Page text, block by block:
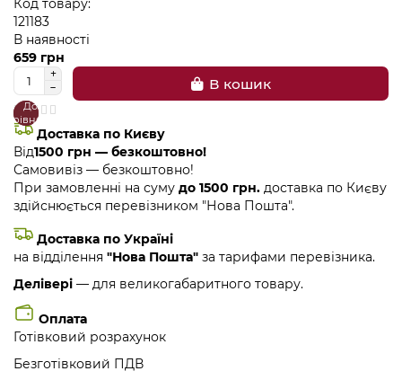
Код товару:
121183
В наявності
659 грн
В кошик
В
закладки
До
Доставка по Києву
Від1500 грн — безкоштовно!
Самовивіз — безкоштовно!
При замовленні на суму до 1500 грн. доставка по Києву
здійснюється перевізником "Нова Пошта".
Доставка по Україні
на відділення "Нова Пошта" за тарифами перевізника.
Делівері — для великогабаритного товару.
Оплата
Готівковий розрахунок
Безготівковий ПДВ